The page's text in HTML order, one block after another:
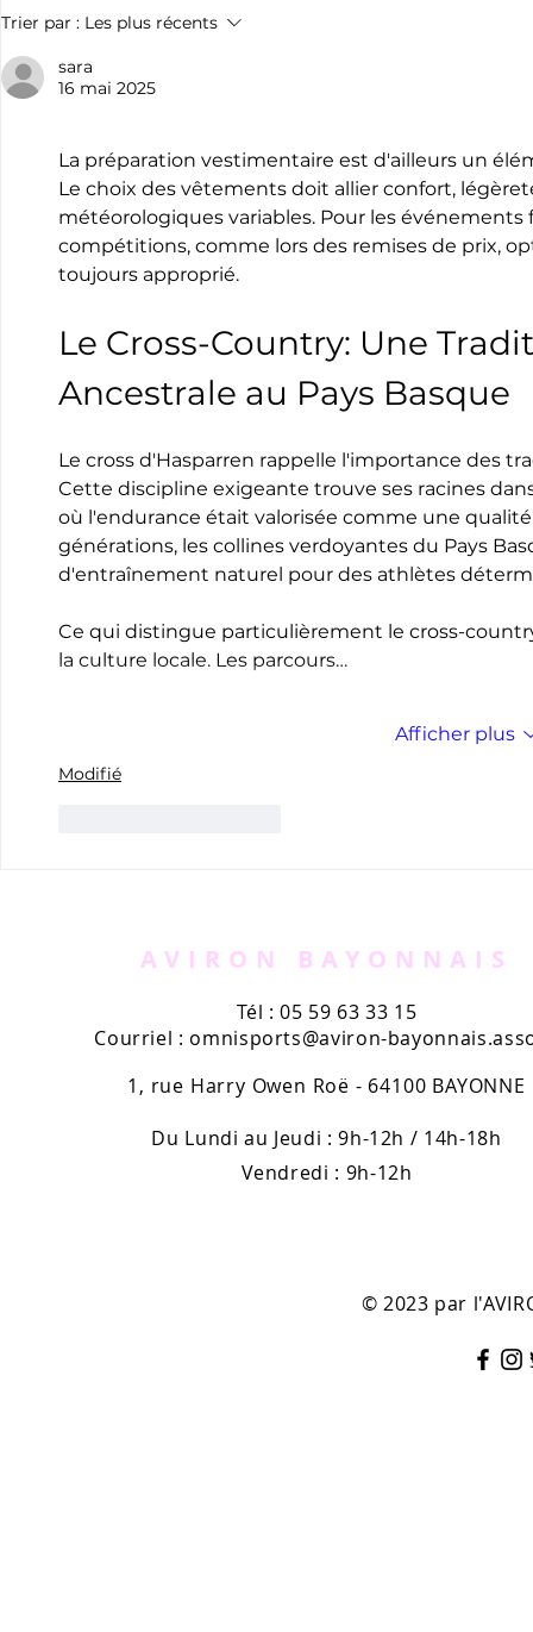
L’exposition des 120 ans
du rugby résiste à la
canicule.
Trier par : Les plus récents
sara
16 mai 2025
La préparation vestimentaire est d'ailleurs un
Le choix des vêtements doit allier confort,
météorologiques variables. Pour les
compétitions, comme lors des remises de prix,
toujours approprié.
Le Cross-Country: Une
Ancestrale au Pays Basque
Le cross d'Hasparren rappelle l'importance des
Cette discipline exigeante trouve ses racines
où l'endurance était valorisée comme une
générations, les collines verdoyantes du Pays
d'entraînement naturel pour des athlètes
Ce qui distingue particulièrement le cross-
la culture locale. Les parcours…
Afficher plus
Modifié
AVIRON BAYONNAIS
Tél : 05 59 63 33 15
Courriel : omnisports@aviron-
1, rue Harry Owen Roë - 64100 BAYONNE
Du Lundi au Jeudi : 9h-12h / 14h-18h
Vendredi : 9h-12h
© 2023 par